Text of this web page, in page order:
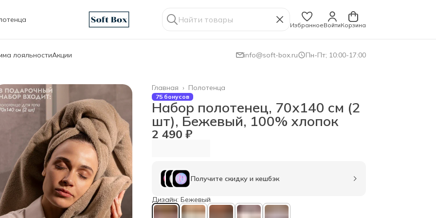
ИзбранноеВойтиКорзина
лояльностиАкции info@soft-box.ru Пн-Пт; 10:00-17:00
Полотенца
Главная ›
75 бонусов
Набор полотенец, 70х140 см (2
шт), Бежевый, 100% хлопок
2 490 ₽
Получите скидку и кешбэк
Дизайн: Бежевый